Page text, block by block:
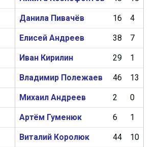
Данила Пивачёв 16 4
Елисей Андреев 38 7
Иван Кирилин 29 1
Владимир Полежаев 46 13
Михаил Андреев 2 0
Артём Гуменюк 6 1
Виталий Королюк 44 10